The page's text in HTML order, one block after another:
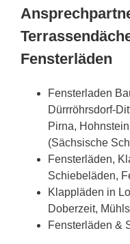
Fensterläden
Fensterladen
Dürrröhrsdorf-
Pirna,
(Sächsische
Fensterläden,
Schiebeläden,
Klappläden in
Doberzeit,
Fensterläden &